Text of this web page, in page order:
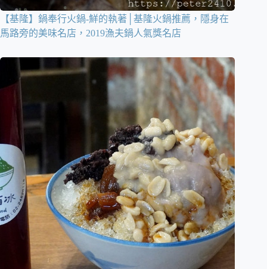
【基隆】鍋奉行火鍋-鮮的執著│基隆火鍋推薦，隱身在
馬路旁的美味名店，2019漁夫鍋人氣獎名店